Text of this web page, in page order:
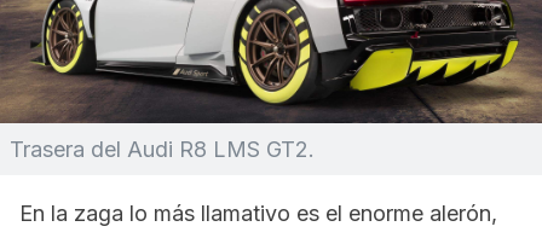
Trasera del Audi R8 LMS GT2.
En la zaga lo más llamativo es el enorme alerón,